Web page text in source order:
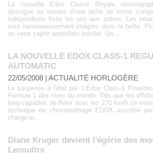
La nouvelle Edox Classe Royale
distingue au travers d’une boîte de forme
indépendants fixés les uns aux autres. Les
sont harmonieusement intégrés dans la boîte.
un verre saphir antireflets bombé. Un...
LA NOUVELLE EDOX CLASS-1
AUTOMATIC
22/05/2008 | ACTUALITÉ HORLOGÈRE
Le suspense à l'état pur. L'Edox Class-1
Formule 1 des mers du monde. Dès que les
long capables de flirter avec les 270 km/h se
technique de chronométrage EDOX assistée
charge le...
Diane Kruger devient l'égérie des
Lecoultre